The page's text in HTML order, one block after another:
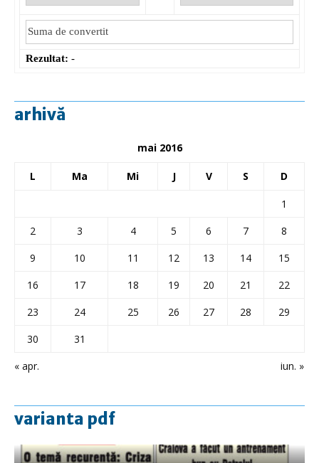
Rezultat: -
arhivă
mai 2016
L Ma Mi J V S D
« apr. iun. »
1
2
3 4 5 6 7
8
9
10 11 12 13 14
15
16
17 18 19 20 21
22
23
24 25 26 27 28
29
30
31
varianta pdf